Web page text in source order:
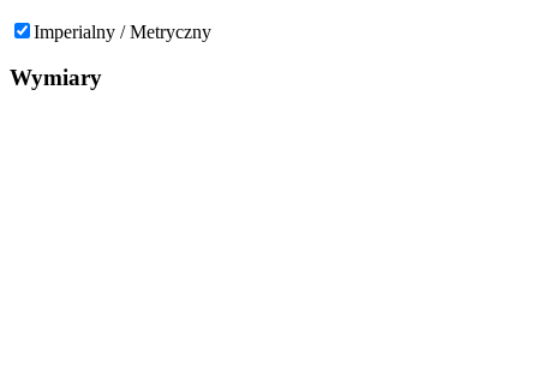
Imperialny / Metryczny
Wymiary